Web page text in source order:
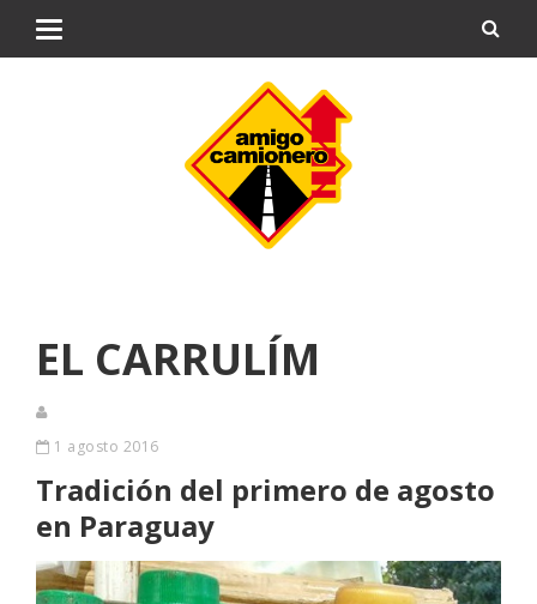
EL CARRULÍM
1 agosto 2016
Tradición del primero de agosto
en Paraguay